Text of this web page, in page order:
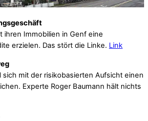
ihren Immobilien in Genf eine
erzielen. Das stört die Linke. Link
sich mit der risikobasierten Aufsicht einen
Experte Roger Baumann hält nichts